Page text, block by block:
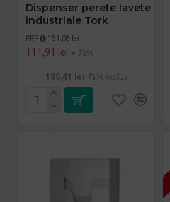
Dispenser perete lavete
industriale Tork
PRP 151,08 lei
111,91 lei + TVA
135,41 lei TVA inclus